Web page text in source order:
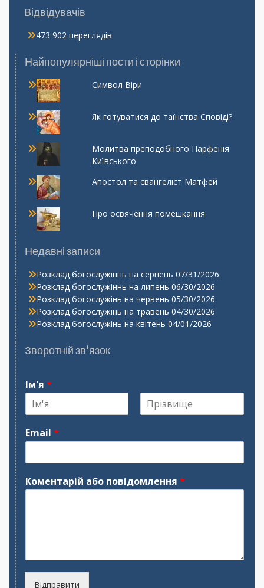
Відвідувачів
473 902 переглядів
Найпопулярніші пости і сторінки
Символ Віри
Як готуватися до таїнства Сповіді?
Молитва преподобного Парфенія
Київського
Апостол та євангеліст Матфей
Про освячення помешкання
Недавні записи
Розклад богослужіннь на серпень 07/31/2026
Розклад богослужіннь на липень 06/30/2026
Розклад богослужінь на червень 05/30/2026
Розклад богослужінь на травень 04/30/2026
Розклад богослужінь на квітень 04/01/2026
Зворотній зв’язок
Ім'я *
м
'
и
е
Email *
Коментарій або повідомлення *
Відправити